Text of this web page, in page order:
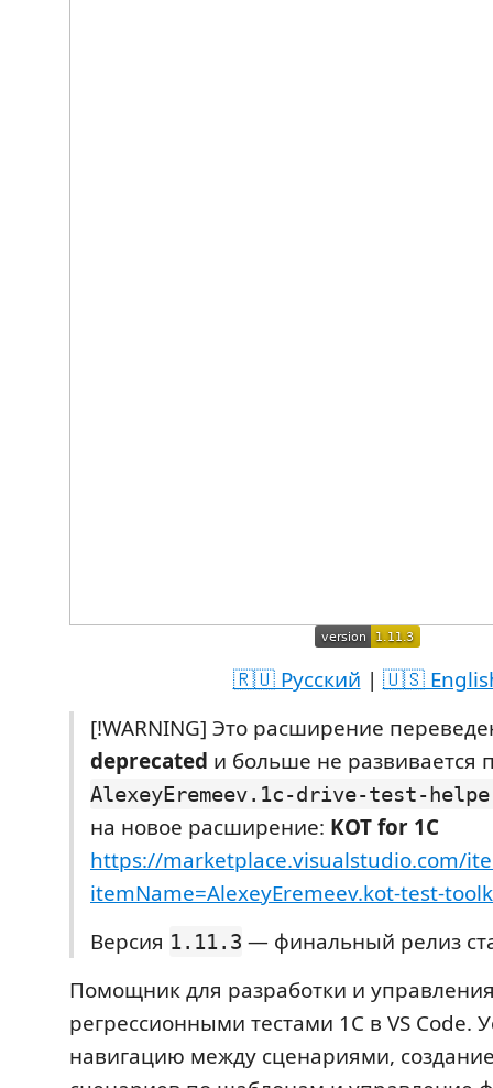
🇷🇺 Русский | 🇺🇸
[!WARNING] Это расширение
deprecated и больше не развивается
AlexeyEremeev.1c-drive-test-
на новое расширение: KOT for 1C
https://marketplace.visualstudio.com/
itemName=AlexeyEremeev.kot-test-
Версия 1.11.3 — финальный релиз
Помощник для разработки и
регрессионными тестами 1С в VS Code.
навигацию между сценариями,